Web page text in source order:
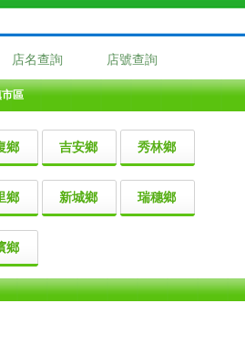
店名查詢 店號查詢
區
鄉 吉安鄉 秀林鄉
鄉 新城鄉 瑞穗鄉
鄉